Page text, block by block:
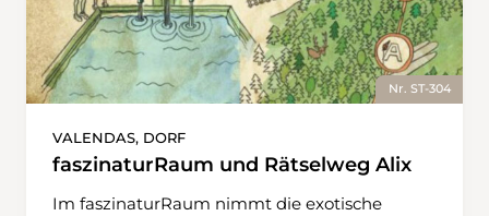
Nr. ST-304
VALENDAS, DORF
faszinaturRaum und Rätselweg Alix
Im faszinaturRaum nimmt die exotische